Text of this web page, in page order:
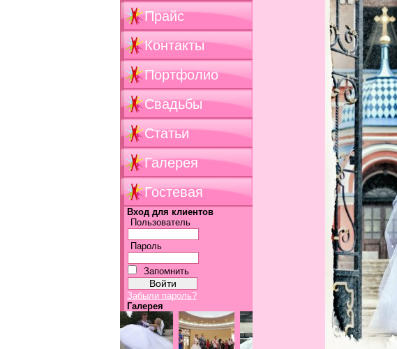
Прайс
Контакты
Портфолио
Свадьбы
Статьи
Галерея
Гостевая
Вход для клиентов
Пользователь
Пароль
Запомнить
Забыли пароль?
Галерея